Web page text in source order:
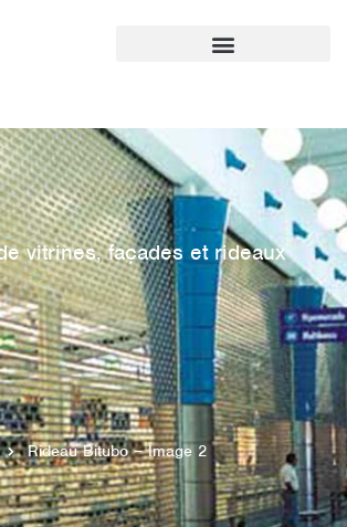
vitrines, façades et rideaux
Rideau Bitubo – Image 2